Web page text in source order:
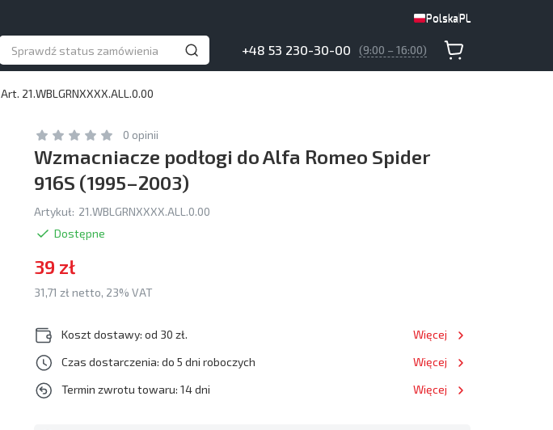
PolskaPL
+48 53 230-30-00 (9:00 – 16:00)
PolskaPL
Art. 21.WBLGRNXXXX.ALL.0.00
0 opinii
Wzmacniacze podłogi do Alfa Romeo Spider
916S (1995–2003)
Artykuł: 21.WBLGRNXXXX.ALL.0.00
Dostępne
39 zł
31,71 zł netto, 23% VAT
Koszt dostawy: od 30 zł.
Więcej
Czas dostarczenia: do 5 dni roboczych
Więcej
Termin zwrotu towaru: 14 dni
Więcej